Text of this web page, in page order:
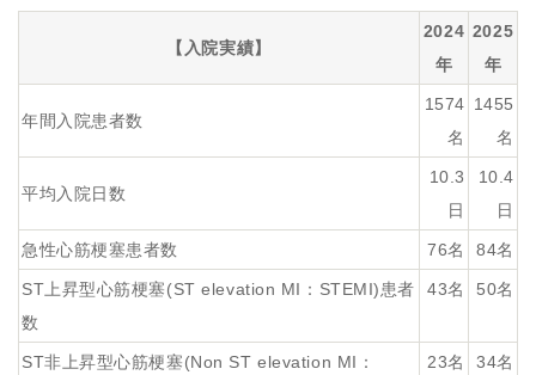
【入院実績】
2024
年
2025
年
年間入院患者数
1574
名
1455
名
平均入院日数
10.3
日
10.4
日
急性心筋梗塞患者数 76名 84名
ST上昇型心筋梗塞(ST elevation MI：STEMI)患者
数
43名 50名
ST非上昇型心筋梗塞(Non ST elevation MI： 23名 34名